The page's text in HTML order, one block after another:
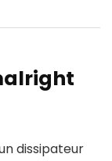
dissipateur